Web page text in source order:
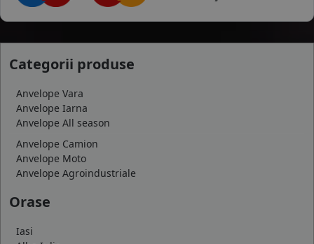
Categorii produse
Anvelope Vara
Anvelope Iarna
Anvelope All season
Anvelope Camion
Anvelope Moto
Anvelope Agroindustriale
Orase
Iasi